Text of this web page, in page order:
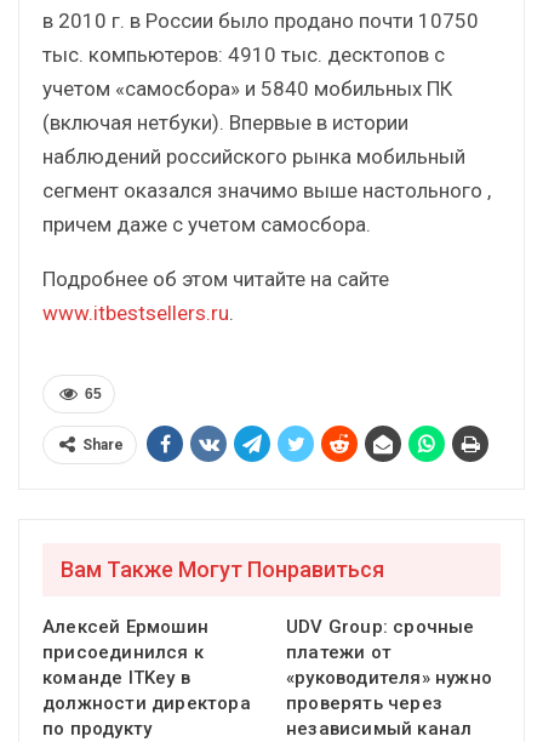
в 2010 г. в России было продано почти 10750
тыс. компьютеров: 4910 тыс. десктопов с
учетом «самосбора» и 5840 мобильных ПК
(включая нетбуки). Впервые в истории
наблюдений российского рынка мобильный
сегмент оказался значимо выше настольного ,
причем даже с учетом самосбора.
Подробнее об этом читайте на сайте
www.itbestsellers.ru.
65
Share
Вам Также Могут Понравиться
Алексей Ермошин
присоединился к
команде ITKey в
должности директора
по продукту
UDV Group: срочные
платежи от
«руководителя» нужно
проверять через
независимый канал